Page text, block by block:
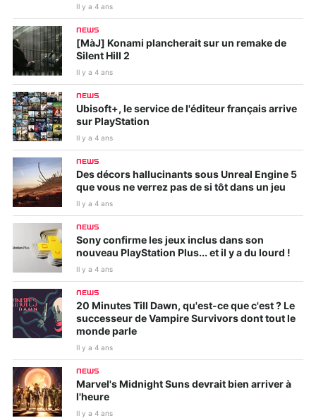
Il y a 4 ans
NEWS
[MàJ] Konami plancherait sur un remake de
Silent Hill 2
Il y a 4 ans
NEWS
Ubisoft+, le service de l'éditeur français arrive
sur PlayStation
Il y a 4 ans
NEWS
Des décors hallucinants sous Unreal Engine 5
que vous ne verrez pas de si tôt dans un jeu
Il y a 4 ans
NEWS
Sony confirme les jeux inclus dans son
nouveau PlayStation Plus... et il y a du lourd !
Il y a 4 ans
NEWS
20 Minutes Till Dawn, qu'est-ce que c'est ? Le
successeur de Vampire Survivors dont tout le
monde parle
Il y a 4 ans
NEWS
Marvel's Midnight Suns devrait bien arriver à
l'heure
Il y a 4 ans